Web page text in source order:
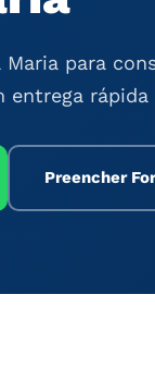
para
rápida
Preencher